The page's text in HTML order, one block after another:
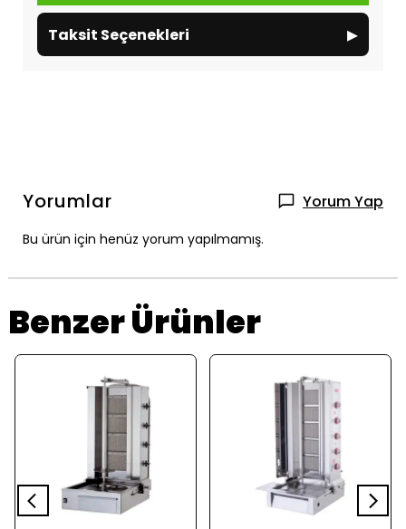
Taksit Seçenekleri ▸
Yorumlar Yorum Yap
Bu ürün için henüz yorum yapılmamış.
Benzer Ürünler